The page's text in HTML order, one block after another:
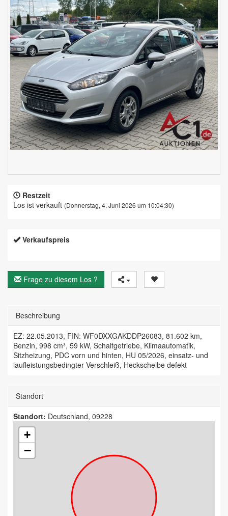
Restzeit
Los ist verkauft (Donnerstag, 4. Juni 2026 um 10:04:30)
Verkaufspreis
Frage zu diesem Los ?
Beschreibung
EZ: 22.05.2013, FIN: WF0DXXGAKDDP26083, 81.602 km,
Benzin, 998 cm³, 59 kW, Schaltgetriebe, Klimaautomatik,
Sitzheizung, PDC vorn und hinten, HU 05/2026, einsatz- und
laufleistungsbedingter Verschleiß, Heckscheibe defekt
Standort
Standort: Deutschland, 09228
+
−